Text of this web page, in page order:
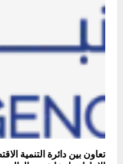
تعاون بين دائرة التنمية